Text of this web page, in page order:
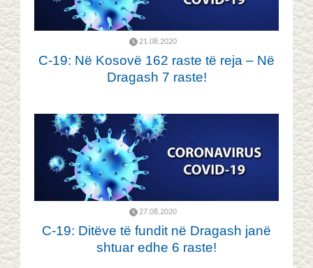
21.08.2020
C-19: Në Kosovë 162 raste të reja – Në
Dragash 7 raste!
27.08.2020
C-19: Ditëve të fundit në Dragash janë
shtuar edhe 6 raste!